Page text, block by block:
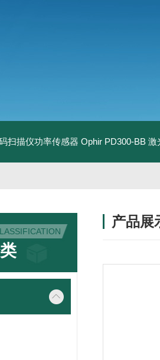
扫描仪功率传感器 Ophir PD300-BB
产品展